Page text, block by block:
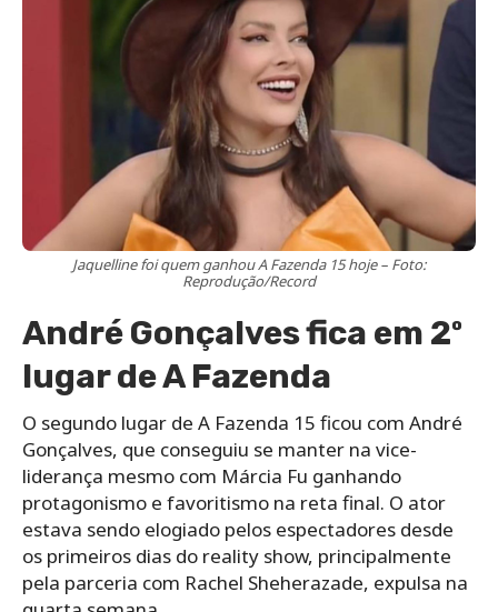
Jaquelline foi quem ganhou A Fazenda 15 hoje – Foto:
Reprodução/Record
André Gonçalves fica em 2º
lugar de A Fazenda
O segundo lugar de A Fazenda 15 ficou com André
Gonçalves, que conseguiu se manter na vice-
liderança mesmo com Márcia Fu ganhando
protagonismo e favoritismo na reta final. O ator
estava sendo elogiado pelos espectadores desde
os primeiros dias do reality show, principalmente
pela parceria com Rachel Sheherazade, expulsa na